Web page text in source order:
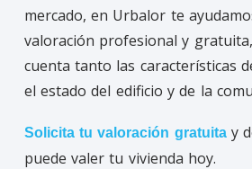
mercado, en Urbalor te
valoración profesional y
cuenta tanto las características
el estado del edificio y de la
Solicita tu valoración gratuitay
puede valer tu vivienda hoy.